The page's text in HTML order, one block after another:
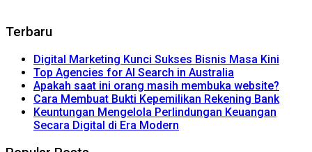
Terbaru
Digital Marketing Kunci Sukses Bisnis Masa Kini
Top Agencies for AI Search in Australia
Apakah saat ini orang masih membuka website?
Cara Membuat Bukti Kepemilikan Rekening Bank
Keuntungan Mengelola Perlindungan Keuangan
Secara Digital di Era Modern